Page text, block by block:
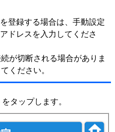
登録する場合は、手動設定
ドレスを入力してくださ
が切断される場合がありま
ください。
タップします。